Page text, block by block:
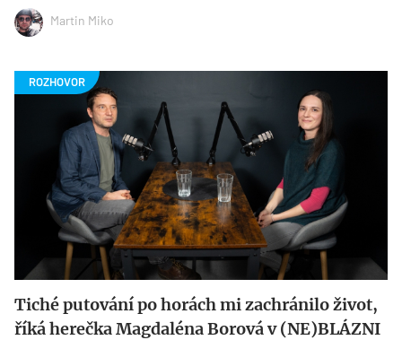
Martin Miko
Tiché putování po horách mi zachránilo život,
říká herečka Magdaléna Borová v (NE)BLÁZNI